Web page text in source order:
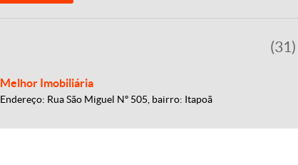
Melhor Imobiliária
Endereço: Rua São Miguel Nº 505, bairro: Itapoã